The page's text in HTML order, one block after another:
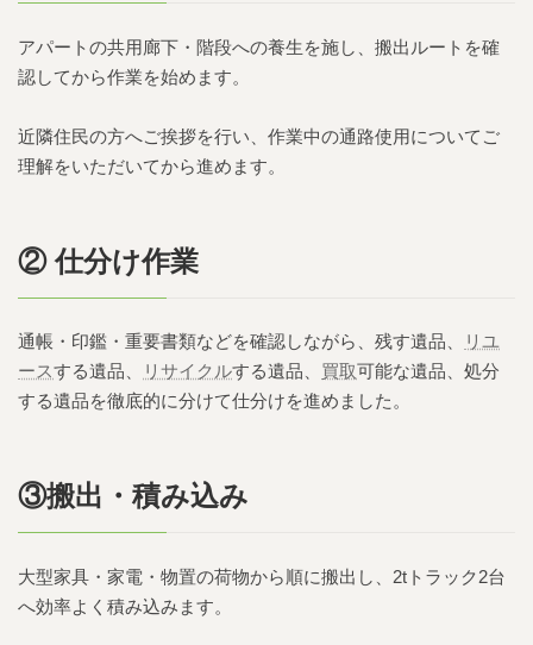
アパートの共用廊下・階段への養生を施し、搬出ルートを確
認してから作業を始めます。
近隣住民の方へご挨拶を行い、作業中の通路使用についてご
理解をいただいてから進めます。
② 仕分け作業
通帳・印鑑・重要書類などを確認しながら、残す遺品、
リユ
ースする遺品、 リサイクルする遺品、 買取可能な遺品、処分
する遺品を徹底的に分けて仕分けを進めました。
③搬出・積み込み
大型家具・家電・物置の荷物から順に搬出し、2tトラック2台
へ効率よく積み込みます。